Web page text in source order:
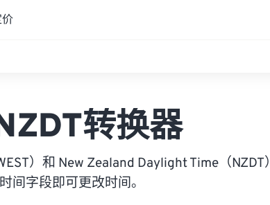
转换器
）和 New Zealand Daylight Time（NZDT）
间字段即可更改时间。